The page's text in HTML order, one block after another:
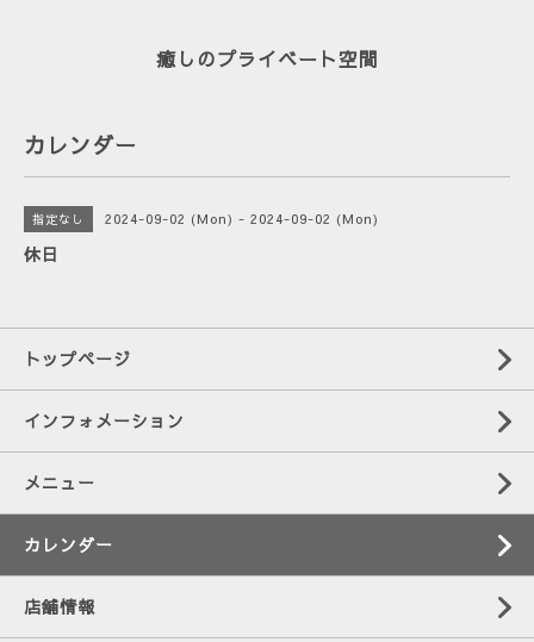
癒しのプライベート空間
カレンダー
指定なし 2024-09-02 (Mon) - 2024-09-02 (Mon)
休日
トップページ
インフォメーション
メニュー
カレンダー
店舗情報